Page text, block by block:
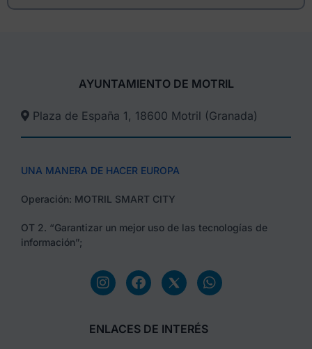
AYUNTAMIENTO DE MOTRIL
Plaza de España 1, 18600 Motril (Granada)​
UNA MANERA DE HACER EUROPA
Operación: MOTRIL SMART CITY
OT 2. “Garantizar un mejor uso de las tecnologías de
información”;
ENLACES DE INTERÉS